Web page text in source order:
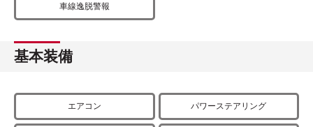
車線逸脱警報
基本装備
エアコン パワーステアリング